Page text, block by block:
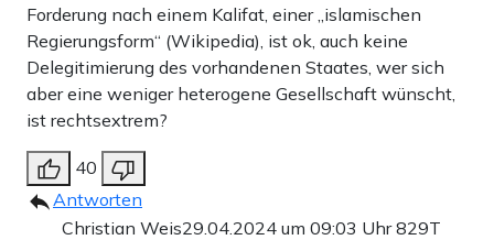
Forderung nach einem Kalifat, einer „islamischen
Regierungsform“ (Wikipedia), ist ok, auch keine
Delegitimierung des vorhandenen Staates, wer sich
aber eine weniger heterogene Gesellschaft wünscht,
ist rechtsextrem?
40
Antworten
Christian Weis29.04.2024 um 09:03 Uhr829T